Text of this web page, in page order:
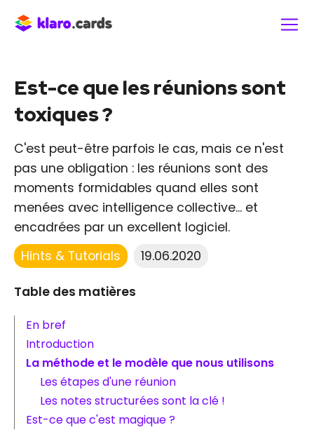
Est-ce que les réunions sont
toxiques ?
C'est peut-être parfois le cas, mais ce n'est
pas une obligation : les réunions sont des
moments formidables quand elles sont
menées avec intelligence collective... et
encadrées par un excellent logiciel.
Hints & Tutorials
19.06.2020
Table des matières
En bref
Introduction
La méthode et le modèle que nous utilisons
Les étapes d'une réunion
Les notes structurées sont la clé !
Est-ce que c'est magique ?